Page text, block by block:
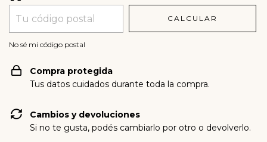
CALCULAR
No sé mi código postal
Compra protegida
Tus datos cuidados durante toda la compra.
Cambios y devoluciones
Si no te gusta, podés cambiarlo por otro o devolverlo.